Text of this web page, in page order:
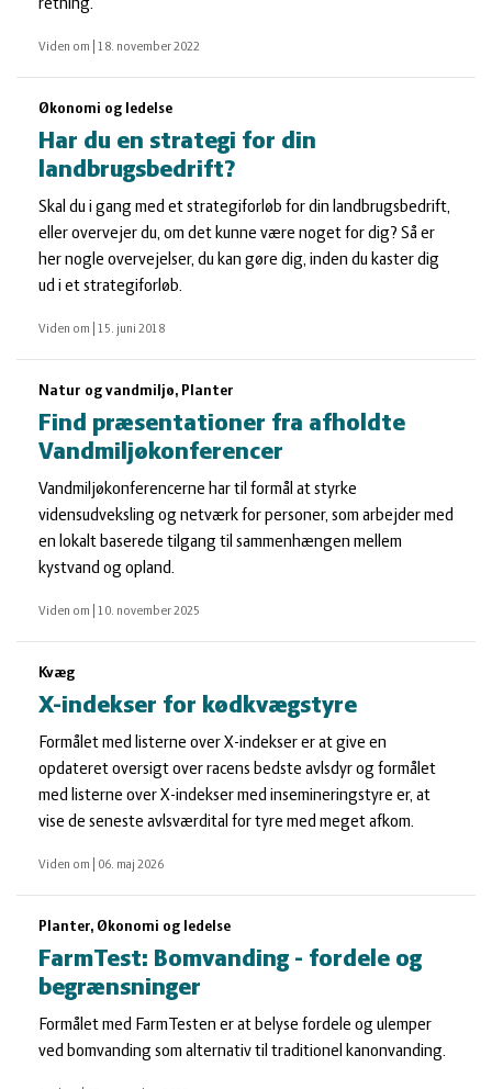
retning.
Viden om 18. november 2022
Økonomi og ledelse
Har du en strategi for din
landbrugsbedrift?
Skal du i gang med et strategiforløb for din landbrugsbedrift,
eller overvejer du, om det kunne være noget for dig? Så er
her nogle overvejelser, du kan gøre dig, inden du kaster dig
ud i et strategiforløb.
Viden om 15. juni 2018
Natur og vandmiljø, Planter
Find præsentationer fra afholdte
Vandmiljøkonferencer
Vandmiljøkonferencerne har til formål at styrke
vidensudveksling og netværk for personer, som arbejder med
en lokalt baserede tilgang til sammenhængen mellem
kystvand og opland.
Viden om 10. november 2025
Kvæg
X-indekser for kødkvægstyre
Formålet med listerne over X-indekser er at give en
opdateret oversigt over racens bedste avlsdyr og formålet
med listerne over X-indekser med insemineringstyre er, at
vise de seneste avlsværdital for tyre med meget afkom.
Viden om 06. maj 2026
Planter, Økonomi og ledelse
FarmTest: Bomvanding - fordele og
begrænsninger
Formålet med FarmTesten er at belyse fordele og ulemper
ved bomvanding som alternativ til traditionel kanonvanding.